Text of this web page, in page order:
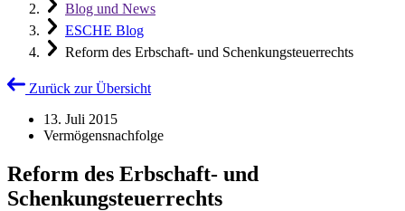
Blog und News
ESCHE Blog
Reform des Erbschaft- und Schenkungsteuerrechts
Zurück zur Übersicht
13. Juli 2015
Vermögensnachfolge
Reform des Erbschaft- und
Schenkungsteuerrechts